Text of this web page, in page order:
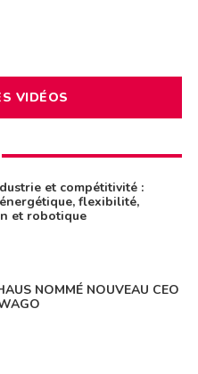
VIDÉOS
et compétitivité :
flexibilité,
et robotique
NOMMÉ NOUVEAU CEO